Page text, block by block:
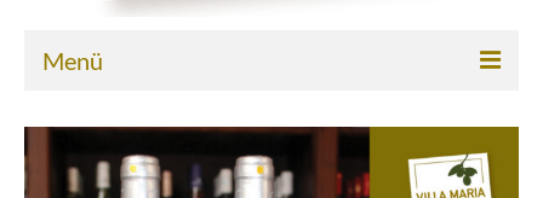
Menü
Home
Über uns